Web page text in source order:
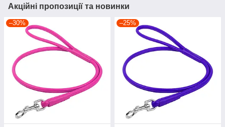
Акційні пропозиції та новинки
–30% –25%